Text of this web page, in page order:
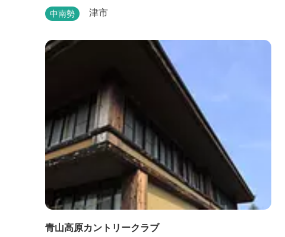
の地です。ご宿泊、お夕席の他日帰り温泉も楽しめ
と健康をテーマとしたふるさと会席をご用意してい
中南勢 津市
青山高原カントリークラブ